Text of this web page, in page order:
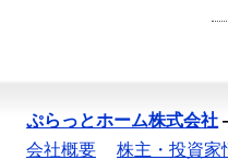
ぷらっとホーム株式会社
会社概要
株主・投資家